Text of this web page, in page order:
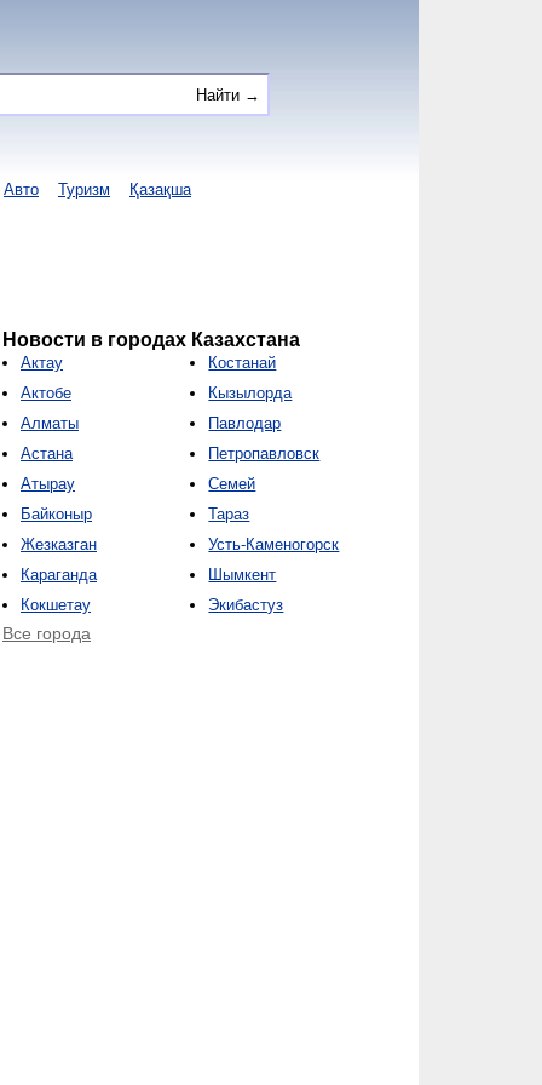
Авто Туризм Қазақша
Новости в городах Казахстана
Актау
Актобе
Алматы
Астана
Атырау
Байконыр
Жезказган
Караганда
Кокшетау
Костанай
Кызылорда
Павлодар
Петропавловск
Семей
Тараз
Усть-Каменогорск
Шымкент
Экибастуз
Все города